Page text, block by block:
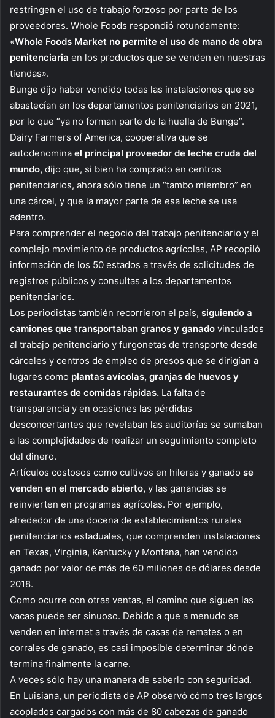
restringen el uso de trabajo forzoso por parte de los
proveedores. Whole Foods respondió rotundamente:
«Whole Foods Market no permite el uso de mano de obra
penitenciaria en los productos que se venden en nuestras
tiendas».
Bunge dijo haber vendido todas las instalaciones que se
abastecían en los departamentos penitenciarios en 2021,
por lo que “ya no forman parte de la huella de Bunge”.
Dairy Farmers of America, cooperativa que se
autodenomina el principal proveedor de leche cruda del
mundo, dijo que, si bien ha comprado en centros
penitenciarios, ahora sólo tiene un “tambo miembro” en
una cárcel, y que la mayor parte de esa leche se usa
adentro.
Para comprender el negocio del trabajo penitenciario y el
complejo movimiento de productos agrícolas, AP recopiló
información de los 50 estados a través de solicitudes de
registros públicos y consultas a los departamentos
penitenciarios.
Los periodistas también recorrieron el país, siguiendo a
camiones que transportaban granos y ganado vinculados
al trabajo penitenciario y furgonetas de transporte desde
cárceles y centros de empleo de presos que se dirigían a
lugares como plantas avícolas, granjas de huevos y
restaurantes de comidas rápidas. La falta de
transparencia y en ocasiones las pérdidas
desconcertantes que revelaban las auditorías se sumaban
a las complejidades de realizar un seguimiento completo
del dinero.
Artículos costosos como cultivos en hileras y ganado se
venden en el mercado abierto, y las ganancias se
reinvierten en programas agrícolas. Por ejemplo,
alrededor de una docena de establecimientos rurales
penitenciarios estaduales, que comprenden instalaciones
en Texas, Virginia, Kentucky y Montana, han vendido
ganado por valor de más de 60 millones de dólares desde
2018.
Como ocurre con otras ventas, el camino que siguen las
vacas puede ser sinuoso. Debido a que a menudo se
venden en internet a través de casas de remates o en
corrales de ganado, es casi imposible determinar dónde
termina finalmente la carne.
A veces sólo hay una manera de saberlo con seguridad.
En Luisiana, un periodista de AP observó cómo tres largos
acoplados cargados con más de 80 cabezas de ganado